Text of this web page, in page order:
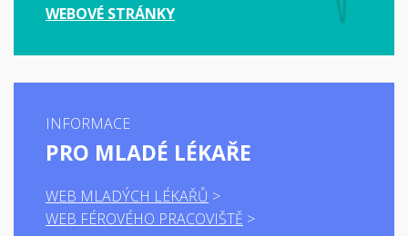
WEBOVÉ STRÁNKY
INFORMACE
PRO MLADÉ LÉKAŘE
WEB MLADÝCH LÉKAŘŮ
WEB FÉROVÉHO PRACOVIŠTĚ